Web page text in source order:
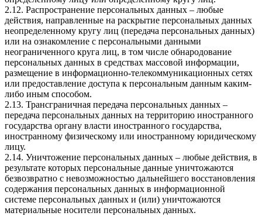
2.12. Распространение персональных данных – любые
действия, направленные на раскрытие персональных данных
неопределенному кругу лиц (передача персональных данных)
или на ознакомление с персональными данными
неограниченного круга лиц, в том числе обнародование
персональных данных в средствах массовой информации,
размещение в информационно-телекоммуникационных сетях
или предоставление доступа к персональным данным каким-
либо иным способом.
2.13. Трансграничная передача персональных данных –
передача персональных данных на территорию иностранного
государства органу власти иностранного государства,
иностранному физическому или иностранному юридическому
лицу.
2.14. Уничтожение персональных данных – любые действия, в
результате которых персональные данные уничтожаются
безвозвратно с невозможностью дальнейшего восстановления
содержания персональных данных в информационной
системе персональных данных и (или) уничтожаются
материальные носители персональных данных.